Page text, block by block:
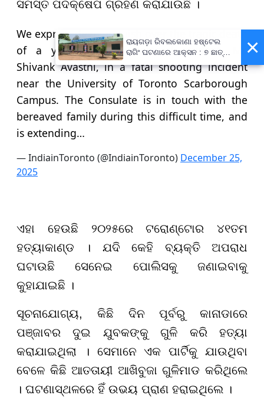
ସମସ୍ତ ପଦକ୍ଷେପ ଗ୍ରହଣ କରାଯାଉଛି ।
We express deep anguish over the tragic death
of a young Indian doctoral student, Mr.
Shivank Avasthi, in a fatal shooting incident
near the University of Toronto Scarborough
Campus. The Consulate is in touch with the
bereaved family during this difficult time, and
is extending…
— IndiainToronto (@IndiainToronto) December 25,
2025
ଏହା ହେଉଛି ୨୦୨୫ରେ ଟରୋଣ୍ଟୋର ୪୧ତମ
ହତ୍ୟାକାଣ୍ଡ । ଯଦି କେହି ବ୍ୟକ୍ତି ଅପରାଧ
ଘଟାଉଛି ସେନେଇ ପୋଲିସକୁ ଜଣାଇବାକୁ
କୁହାଯାଇଛି ।
ସୂଚନାଯୋଗ୍ୟ, କିଛି ଦିନ ପୂର୍ବରୁ କାନାଡାରେ
ପଞ୍ଜାବର ଦୁଇ ଯୁବକଙ୍କୁ ଗୁଳି କରି ହତ୍ୟା
କରାଯାଇଥିଲା । ସେମାନେ ଏକ ପାର୍ଟିକୁ ଯାଉଥିବା
ବେଳେ କିଛି ଆତତାୟୀ ଆଖିବୁଜା ଗୁଳିମାଡ କରିଥିଲେ
। ଘଟଣାସ୍ଥଳରେ ହିଁ ଉଭୟ ପ୍ରାଣ ହରାଇଥିଲେ ।
×
ରାୟଗଡ଼ା ରିବଲକୋଣା ହଷ୍ଟେଲ
ରାଗିଂ ଘଟଣାରେ ଆକ୍ସନ : ୭ ଛାତ୍ର
ନୋଟିସ୍